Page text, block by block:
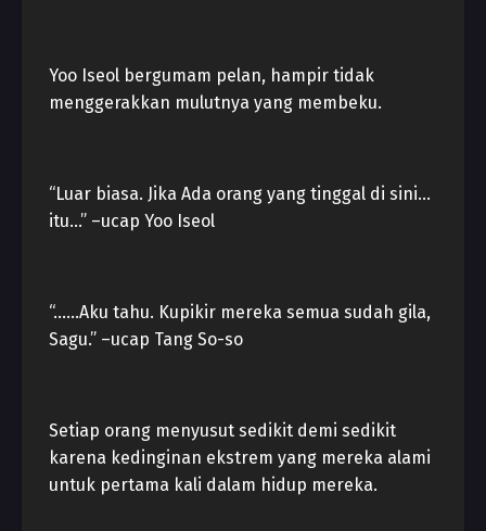
Yoo Iseol bergumam pelan, hampir tidak
menggerakkan mulutnya yang membeku.
“Luar biasa. Jika Ada orang yang tinggal di sini…
itu…” –ucap Yoo Iseol
“……Aku tahu. Kupikir mereka semua sudah gila,
Sagu.” –ucap Tang So-so
Setiap orang menyusut sedikit demi sedikit
karena kedinginan ekstrem yang mereka alami
untuk pertama kali dalam hidup mereka.